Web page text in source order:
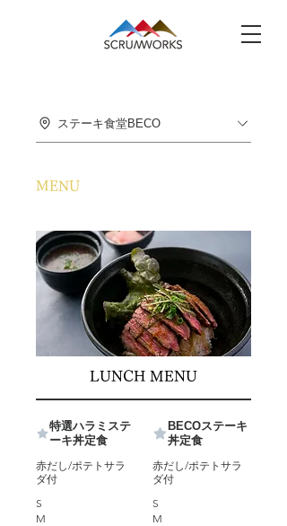
ステーキ食堂BECO
MENU
LUNCH MENU
特選ハラミステ
ーキ丼定食
赤だし/ポテトサラ
ダ付
S
M
BECOステーキ
丼定食
赤だし/ポテトサラ
ダ付
S
M